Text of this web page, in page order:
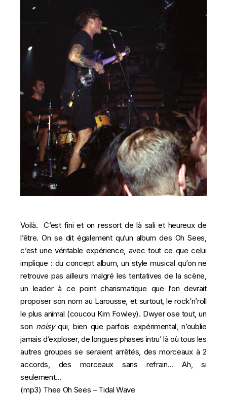
Voilà. C’est fini et on ressort de là sali et heureux de
l’être. On se dit également qu’un album des Oh Sees,
c’est une véritable expérience, avec tout ce que celui
implique : du concept album, un style musical qu’on ne
retrouve pas ailleurs malgré les tentatives de la scène,
un leader à ce point charismatique que l’on devrait
proposer son nom au Larousse, et surtout, le rock’n’roll
le plus animal (coucou Kim Fowley). Dwyer ose tout, un
son noisyqui, bien que parfois expérimental, n’oublie
jamais d’exploser, de longues phases intru’ là où tous les
autres groupes se seraient arrêtés, des morceaux à 2
accords, des morceaux sans refrain… Ah, si
seulement…
(mp3) Thee Oh Sees – Tidal Wave